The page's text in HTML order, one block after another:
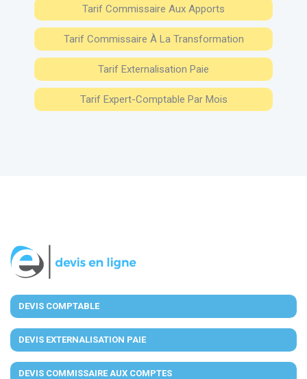
Tarif Commissaire Aux Apports
Tarif Commissaire À La Transformation
Tarif Externalisation Paie
Tarif Expert-Comptable Par Mois
DEVIS COMPTABLE
DEVIS EXTERNALISATION PAIE
DEVIS COMMISSAIRE AUX COMPTES